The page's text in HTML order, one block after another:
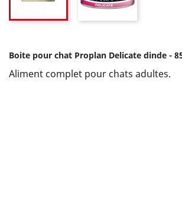
Boite pour chat Proplan Delicate dinde -
Aliment complet pour chats adultes.